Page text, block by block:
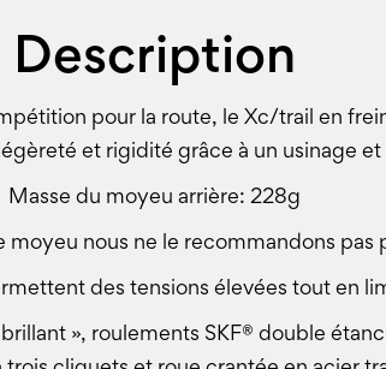
Description
pour la route, le Xc/trail en
et rigidité grâce à un usinage
Masse du moyeu arrière: 228g
moyeu nous ne le recommandons pas
des tensions élevées tout en
», roulements SKF® double